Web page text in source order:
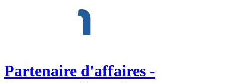
Partenaire d'affaires -